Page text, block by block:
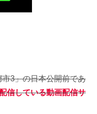
3」の日本公開前であ
信している動画配信サ